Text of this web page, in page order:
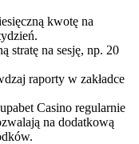
kwotę na
stratę na sesję, np. 20
raporty w zakładce
Casino regularnie
na dodatkową